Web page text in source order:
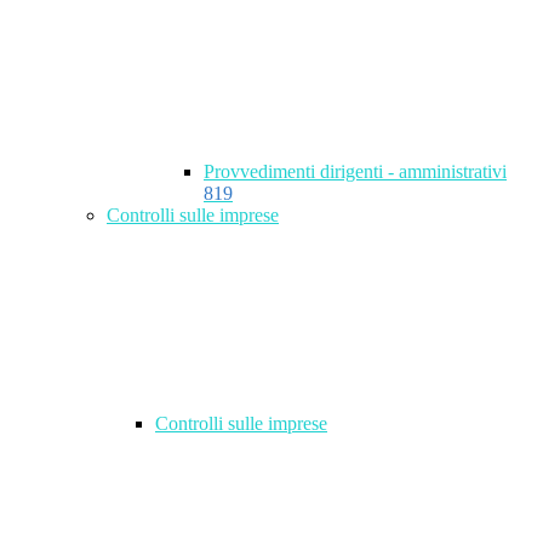
Provvedimenti dirigenti - amministrativi
819
Controlli sulle imprese
Controlli sulle imprese